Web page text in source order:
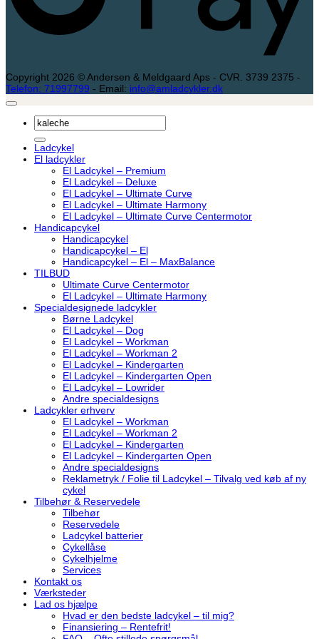
Copyright 2026 © Andersen & Meldgaard Aps - CVR. 3739 2375 -
Telefon: 71997799 - Email: info@amladcykler.dk
Søg
efter:
Ladcykel
El ladcykler
El Ladcykel – Premium
El Ladcykel – Deluxe
El Ladcykel – Ultimate Curve
El Ladcykel – Ultimate Harmony
El Ladcykel – Ultimate Curve Centermotor
Handicapcykel
Handicapcykel
Handicapcykel – El
Handicapcykel – El – MaxBalance
TILBUD
Ultimate Curve Centermotor
El Ladcykel – Ultimate Harmony
Specialdesignede ladcykler
Børne Ladcykel
El Ladcykel – Dog
El Ladcykel – Workman
El Ladcykel – Workman 2
El Ladcykel – Kindergarten
El Ladcykel – Kindergarten Open
El Ladcykel – Lowrider
Andre specialdesigns
Ladcykler erhverv
El Ladcykel – Workman
El Ladcykel – Workman 2
El Ladcykel – Kindergarten
El Ladcykel – Kindergarten Open
Andre specialdesigns
Reklametryk / Folie til Ladcykel – Tilvalg ved køb af ny
cykel
Tilbehør & Reservedele
Tilbehør
Reservedele
Ladcykel batterier
Cykellåse
Cykelhjelme
Services
Kontakt os
Værksteder
Lad os hjælpe
Hvad er den bedste ladcykel – til mig?
Finansiering – Rentefrit!